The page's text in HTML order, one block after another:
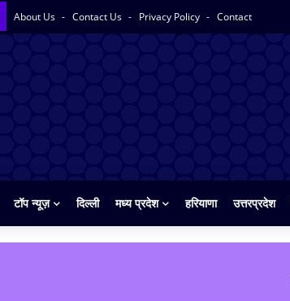
About Us Contact Us Privacy Policy Contact
टॉप न्यूज़ दिल्ली मध्य प्रदेश हरियाणा उत्तरप्रदेश